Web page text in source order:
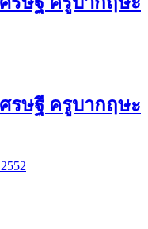
รษฐี ครูบากฤษะ